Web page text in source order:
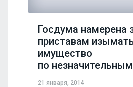
Госдума намерена
приставам
имущество
по
21 января, 2014